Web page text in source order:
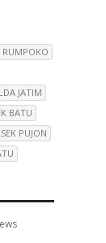
RUMPOKO
JATIM
BATU
PUJON